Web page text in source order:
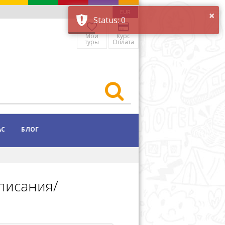
EUR
Мои
туры
Курс
Оплата
БЛОГ
×
Status: 0